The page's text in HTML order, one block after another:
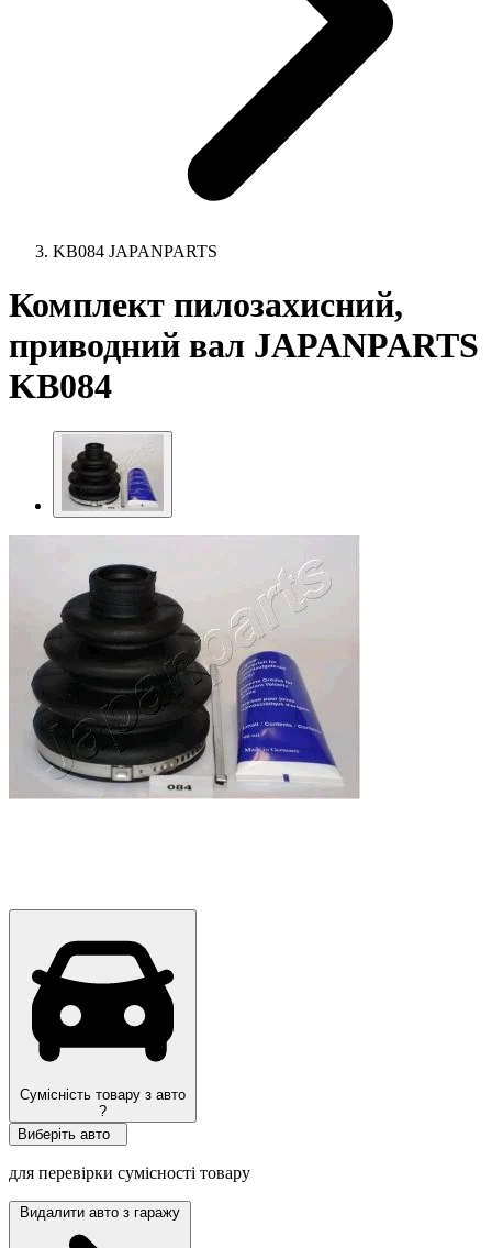
KB084 JAPANPARTS
Комплект пилозахисний,
приводний вал JAPANPARTS
KB084
Сумісність товару з авто
?
Виберіть авто
для перевірки сумісності товару
Видалити авто з гаражу